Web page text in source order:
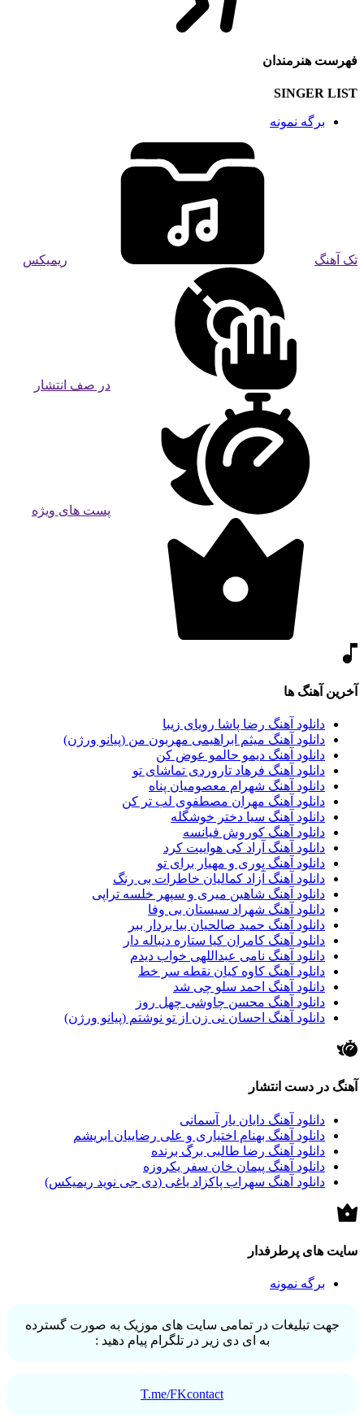
فهرست هنرمندان
SINGER LIST
برگه نمونه
تک آهنگ ریمیکس
در صف انتشار
پست های ویژه
آخرین آهنگ ها
دانلود آهنگ رضا پاشا رویای زیبا
دانلود آهنگ میثم ابراهیمی مهربون من (پیانو ورژن)
دانلود آهنگ دیمو حالمو عوض کن
دانلود آهنگ فرهاد تاروردی تماشای تو
دانلود آهنگ شهرام معصومیان پناه
دانلود آهنگ مهران مصطفوی لب تر کن
دانلود آهنگ سیا دختر خوشگله
دانلود آهنگ کوروش فیانسه
دانلود آهنگ آراد کی هواییت کرد
دانلود آهنگ پوری و مهیار برای تو
دانلود آهنگ آزاد کمالیان خاطرات بی رنگ
دانلود آهنگ شاهین میری و سپهر خلسه تراپی
دانلود آهنگ شهراد سیستان بی وفا
دانلود آهنگ حمید صالحیان بیا بردار ببر
دانلود آهنگ کامران کیا ستاره دنباله دار
دانلود آهنگ نامی عبداللهی خواب دیدم
دانلود آهنگ کاوه کیان نقطه سر خط
دانلود آهنگ احمد سلو چی شد
دانلود آهنگ محسن چاوشی چهل روز
دانلود آهنگ احسان نی زن از تو نوشتم (پیانو ورژن)
آهنگ در دست انتشار
دانلود آهنگ دایان یار آسمانی
دانلود آهنگ بهنام اختیاری و علی رضاییان ابریشم
دانلود آهنگ رضا طالبی برگ برنده
دانلود آهنگ پیمان خان سفر یکروزه
دانلود آهنگ سهراب پاکزاد یاغی (دی جی نوید ریمیکس)
سایت های پرطرفدار
برگه نمونه
جهت تبلیغات در تمامی سایت های موزیک به صورت گسترده
به ای دی زیر در تلگرام پیام دهید :
T.me/FKcontact